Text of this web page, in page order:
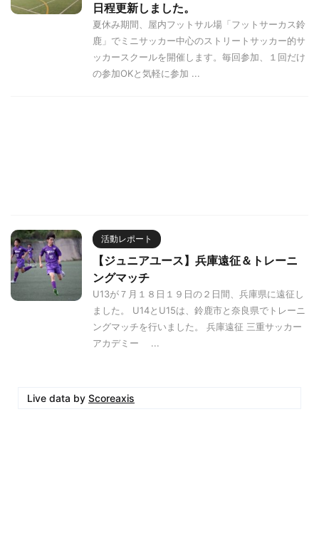
日程更新しました。
夏休み期間、屋内フットサル場「フットサーカス鈴
鹿」でミニサッカー中心のストリートサッカー的サ
ッカースクールを開催します。毎回参加、１回だけ
の参加OKと気軽に参加 ...
活動レポート
【ジュニアユース】兵庫遠征＆トレーニ
ングマッチ
U13が７月１８日１９日の２日間、兵庫県に遠征し
ました。 U14とU15は、鈴鹿市と奈良県でトレーニ
ングマッチを行いました。 兵庫遠征 三重サッカー
アカデミー ...
Live data by Scoreaxis